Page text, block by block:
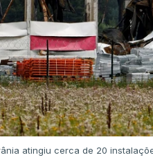
atingiu cerca de 20